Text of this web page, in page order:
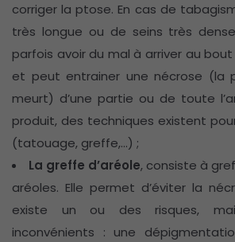
corriger la ptose. En cas de
très longue ou de seins très
parfois avoir du mal à arriver au
et peut entrainer une nécrose (la
meurt) d’une partie ou de toute
produit, des techniques existent
(tatouage, greffe,…) ;
La greffe d’aréole, consiste à
aréoles. Elle permet d’éviter la
existe un ou des risques,
inconvénients : une